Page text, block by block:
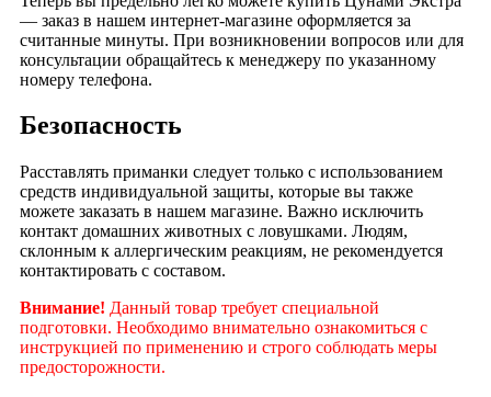
— заказ в нашем интернет-магазине оформляется за
считанные минуты. При возникновении вопросов или для
консультации обращайтесь к менеджеру по указанному
номеру телефона.
Безопасность
Расставлять приманки следует только с использованием
средств индивидуальной защиты, которые вы также
можете заказать в нашем магазине. Важно исключить
контакт домашних животных с ловушками. Людям,
склонным к аллергическим реакциям, не рекомендуется
контактировать с составом.
Внимание! Данный товар требует специальной
подготовки. Необходимо внимательно ознакомиться с
инструкцией по применению и строго соблюдать меры
предосторожности.